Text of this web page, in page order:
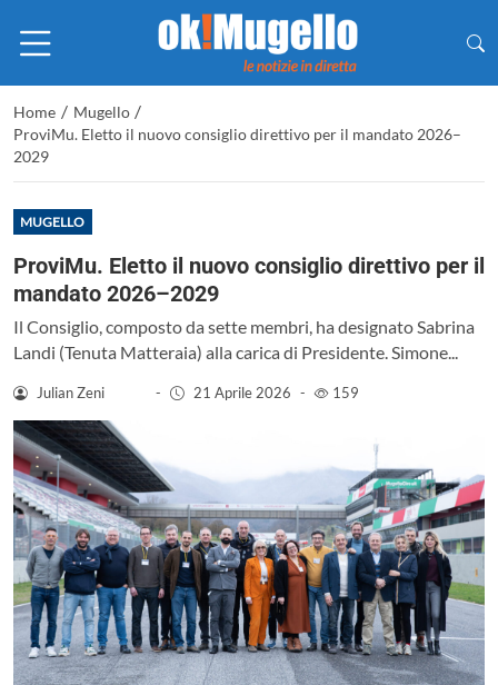
Home / Mugello /
ProviMu. Eletto il nuovo consiglio direttivo per il mandato 2026–
2029
MUGELLO
ProviMu. Eletto il nuovo consiglio direttivo per il
mandato 2026–2029
Il Consiglio, composto da sette membri, ha designato Sabrina
Landi (Tenuta Matteraia) alla carica di Presidente. Simone...
Julian Zeni - 21 Aprile 2026 - 159